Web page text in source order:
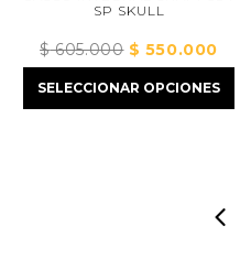
SP SKULL
605.000El
precio
original
$550.000El
precio
actual
SELECCIONAR OPCIONES